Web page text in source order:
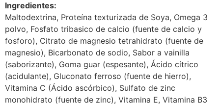
Ingredientes:
Maltodextrina, Proteína texturizada de Soya, Omega 3
polvo, Fosfato tribasico de calcio (fuente de calcio y
fosforo), Citrato de magnesio tetrahidrato (fuente de
magnesio), Bicarbonato de sodio, Sabor a vainilla
(saborizante), Goma guar (espesante), Ácido cítrico
(acidulante), Gluconato ferroso (fuente de hierro),
Vitamina C (Ácido ascórbico), Sulfato de zinc
monohidrato (fuente de zinc), Vitamina E, Vitamina B3